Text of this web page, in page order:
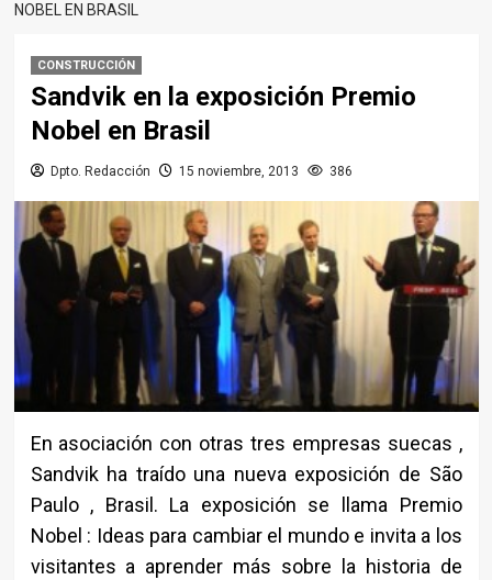
NOBEL EN BRASIL
CONSTRUCCIÓN
Sandvik en la exposición Premio
Nobel en Brasil
Dpto. Redacción 15 noviembre, 2013 386
En asociación con otras tres empresas suecas ,
Sandvik ha traído una nueva exposición de São
Paulo , Brasil. La exposición se llama Premio
Nobel : Ideas para cambiar el mundo e invita a los
visitantes a aprender más sobre la historia de